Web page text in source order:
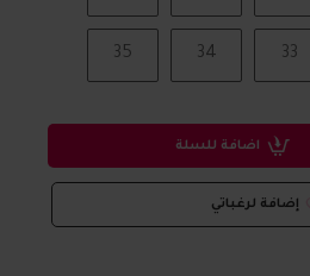
33
34
35
اضافة للسلة
إضافة لرغباتي